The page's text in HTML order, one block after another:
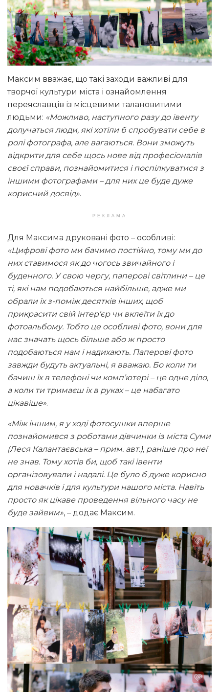
Максим вважає, що такі заходи важливі для
творчої культури міста і ознайомлення
переяславців із місцевими талановитими
людьми: «Можливо, наступного разу до івенту
долучаться люди, які хотіли б спробувати себе в
ролі фотографа, але вагаються. Вони зможуть
відкрити для себе щось нове від професіоналів
своєї справи, познайомитися і поспілкуватися з
іншими фотографами – для них це буде дуже
корисний досвід».
РЕКЛАМА
Для Максима друковані фото – особливі:
«Цифрові фото ми бачимо постійно, тому ми до
них ставимося як до чогось звичайного і
буденного. У свою чергу, паперові світлини – це
ті, які нам подобаються найбільше, адже ми
обрали їх з-поміж десятків інших, щоб
прикрасити свій інтер’єр чи вклеїти їх до
фотоальбому. Тобто це особливі фото, вони для
нас значать щось більше або ж просто
подобаються нам і надихають. Паперові фото
завжди будуть актуальні, я вважаю. Бо коли ти
бачиш їх в телефоні чи комп’ютері – це одне діло,
а коли ти тримаєш їх в руках – це набагато
цікавіше».
«Між іншим, я у ході фотосушки вперше
познайомився з роботами дівчинки із міста Суми
(Леся Калантаєвська – прим. авт.), раніше про неї
не знав. Тому хотів би, щоб такі івенти
організовували і надалі. Це було б дуже корисно
для новачків і для культури нашого міста. Навіть
просто як цікаве проведення вільного часу не
буде зайвим», – додає Максим.